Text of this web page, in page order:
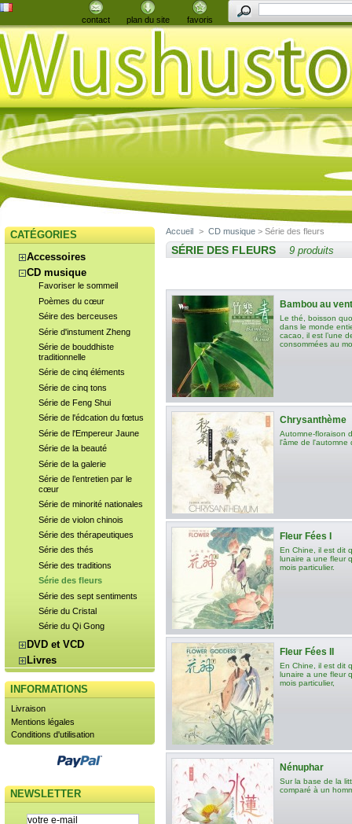
contact plan du site favoris
CATÉGORIES
Accessoires
CD musique
Favoriser le sommeil
Poèmes du cœur
Séire des berceuses
Série d'instument Zheng
Série de bouddhiste
traditionnelle
Série de cinq éléments
Série de cinq tons
Série de Feng Shui
Série de l'édcation du fœtus
Série de l'Empereur Jaune
Série de la beauté
Série de la galerie
Série de l’entretien par le
cœur
Série de minorité nationales
Série de violon chinois
Série des thérapeutiques
Série des thés
Série des traditions
Série des fleurs
Série des sept sentiments
Série du Cristal
Série du Qi Gong
DVD et VCD
Livres
INFORMATIONS
Livraison
Mentions légales
Conditions d'utilisation
NEWSLETTER
Accueil > CD musique > Série des fleurs
SÉRIE DES FLEURS 9 produits
Bambou au vent
Le thé, boisson
dans le monde
cacao, il est l’une
consommées au
Chrysanthème
Automne-floraison
l'âme de l'automne
Fleur Fées I
En Chine, il est dit
lunaire a une fleur
mois particulier.
Fleur Fées II
En Chine, il est dit
lunaire a une fleur
mois particulier,
Nénuphar
Sur la base de la
comparé à un